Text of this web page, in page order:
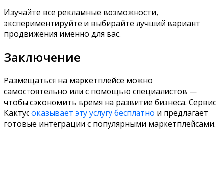
Изучайте все рекламные возможности,
экспериментируйте и выбирайте лучший вариант
продвижения именно для вас.
Заключение
Размещаться на маркетплейсе можно
самостоятельно или с помощью специалистов —
чтобы сэкономить время на развитие бизнеса. Сервис
Кактусоказывает эту услугу бесплатно и предлагает
готовые интеграции с популярными маркетплейсами.